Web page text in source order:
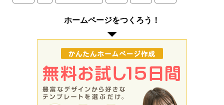
ホームページをつくろう！